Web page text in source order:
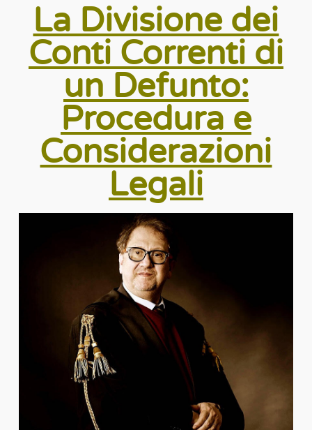
La Divisione dei
Conti Correnti di
un Defunto:
Procedura e
Considerazioni
Legali